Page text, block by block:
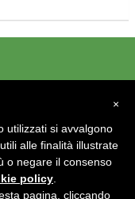
×
utilizzati si avvalgono
alle finalità illustrate
o negare il consenso
policy
pagina, cliccando